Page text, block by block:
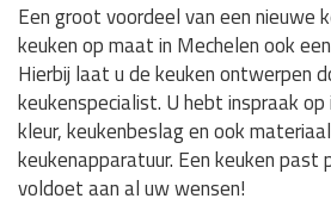
Een groot voordeel van een nieuwe
keuken op maat in Mechelen ook
Hierbij laat u de keuken ontwerpen
keukenspecialist. U hebt inspraak op
kleur, keukenbeslag en ook
keukenapparatuur. Een keuken past
voldoet aan al uw wensen!